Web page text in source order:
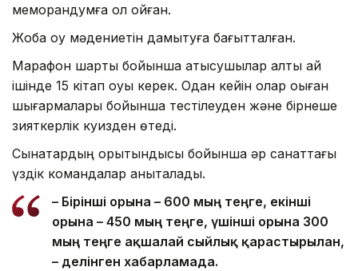
меморандумға қол қойған.
Жоба оқу мәдениетін дамытуға бағытталған.
Марафон шарты бойынша қатысушылар алты ай
ішінде 15 кітап оқуы керек. Одан кейін олар оқыған
шығармалары бойынша тестілеуден және бірнеше
зияткерлік куизден өтеді.
Сынақтардың қорытындысы бойынша әр санаттағы
үздік командалар анықталады.
– Бірінші орынға – 600 мың теңге, екінші
орынға – 450 мың теңге, үшінші орынға 300
мың теңге ақшалай сыйлық қарастырылған,
– делінген хабарламада.